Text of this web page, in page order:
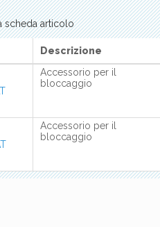
scheda articolo
Descrizione
Accessorio per il
bloccaggio
Accessorio per il
bloccaggio